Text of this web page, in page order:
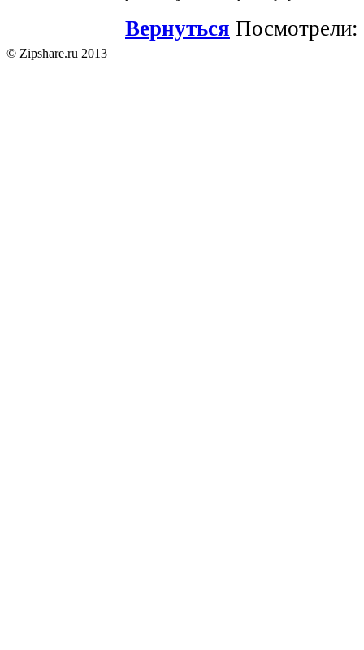
Вернуться Посмотрели:
© Zipshare.ru 2013